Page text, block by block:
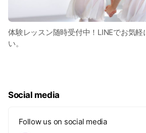
体験レッスン随時受付中！LINEでお気軽
い。
Social media
Follow us on social media